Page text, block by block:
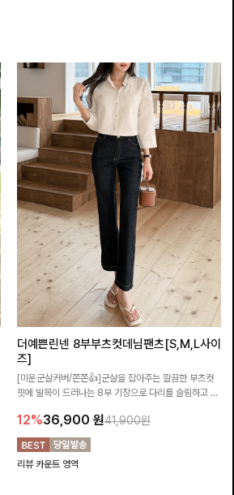
더예쁜린넨 8부부츠컷데님팬츠[S,M,L사이
즈]
[미운군살커버/쫀쫀👍]군살을 잡아주는 깔끔한 부츠컷
핏에 발목이 드러나는 8부 기장으로 다리를 슬림하고 길
요~!
12%36,900 원41,900원
리뷰 카운트 영역